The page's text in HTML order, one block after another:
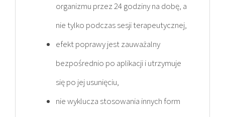
organizmu przez 24 godziny na dobę, a
nie tylko podczas sesji terapeutycznej,
efekt poprawy jest zauważalny
bezpośrednio po aplikacji i utrzymuje
się po jej usunięciu,
nie wyklucza stosowania innych form